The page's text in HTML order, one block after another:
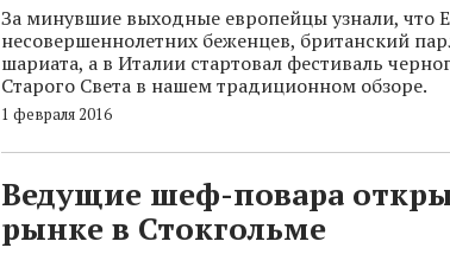
За минувшие выходные европейцы узнали, что
несовершеннолетних беженцев, британский
шариата, а в Италии стартовал фестиваль
Старого Света в нашем традиционном обзоре.
1 февраля 2016
Ведущие шеф-повара
рынке в Стокгольме